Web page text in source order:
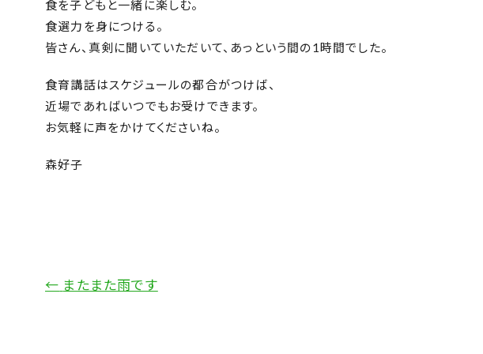
食を子どもと一緒に楽しむ。
食選力を身につける。
皆さん、真剣に聞いていただいて、あっという間の1時間でした。
食育講話はスケジュールの都合がつけば、
近場であればいつでもお受けできます。
お気軽に声をかけてくださいね。
森好子
← またまた雨です